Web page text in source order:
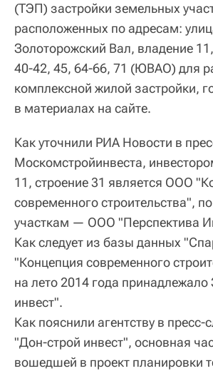
(ТЭП) застройки земельных
расположенных по адресам:
Золоторожский Вал, владение
40-42, 45, 64-66, 71 (ЮВАО) для
комплексной жилой застройки,
в материалах на сайте.
Как уточнили РИА Новости в
Москомстройинвеста,
11, строение 31 является ООО
современного строительства",
участкам — ООО "Перспектива
Как следует из базы данных
"Концепция современного
на лето 2014 года
инвест".
Как пояснили агентству в пресс-
"Дон-строй инвест", основная
вошедшей в проект планировки